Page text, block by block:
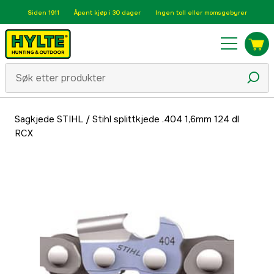
Siden 1911 Åpent kjøp i 30 dager Ingen toll eller momsgebyrer
Sagkjede STIHL / Stihl splittkjede .404 1,6mm 124 dl
RCX